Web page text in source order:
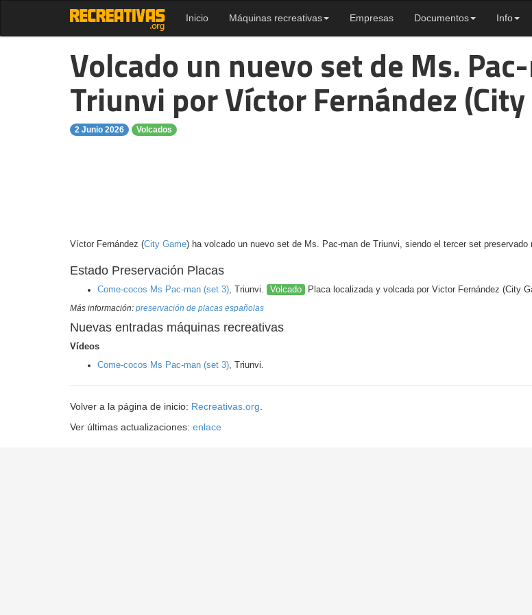
Inicio Máquinas recreativas Empresas Documentos Info
Volcado un nuevo set de Ms.
Triunvi por Víctor Fernández (City
2 Junio 2026 Volcados
Víctor Fernández (City Game) ha volcado un nuevo set de Ms. Pac-man de Triunvi, siendo el tercer set
Estado Preservación Placas
Come-cocos Ms Pac-man (set 3) , Triunvi. Volcado Placa localizada y volcada por Victor Fernández (City
Más información: preservación de placas españolas
Nuevas entradas máquinas recreativas
Vídeos
Come-cocos Ms Pac-man (set 3) , Triunvi.
Volver a la página de inicio: Recreativas.org
Ver últimas actualizaciones: enlace